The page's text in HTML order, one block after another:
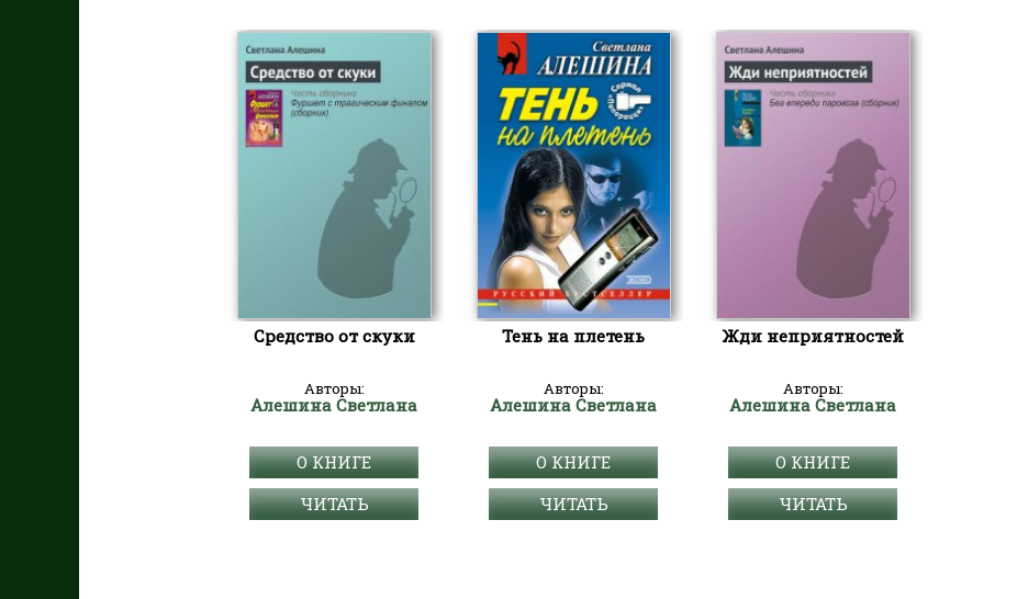
Средство от скуки
Авторы:
Алешина Светлана
О КНИГЕ
ЧИТАТЬ
Тень на плетень
Авторы:
Алешина Светлана
О КНИГЕ
ЧИТАТЬ
Жди неприятностей
Авторы:
Алешина Светлана
О КНИГЕ
ЧИТАТЬ